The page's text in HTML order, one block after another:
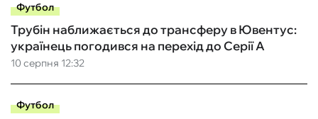
Футбол
10 серпня 12:32
Трубін наближається до трансферу в Ювентус:
українець погодився на перехід до Серії А
Футбол